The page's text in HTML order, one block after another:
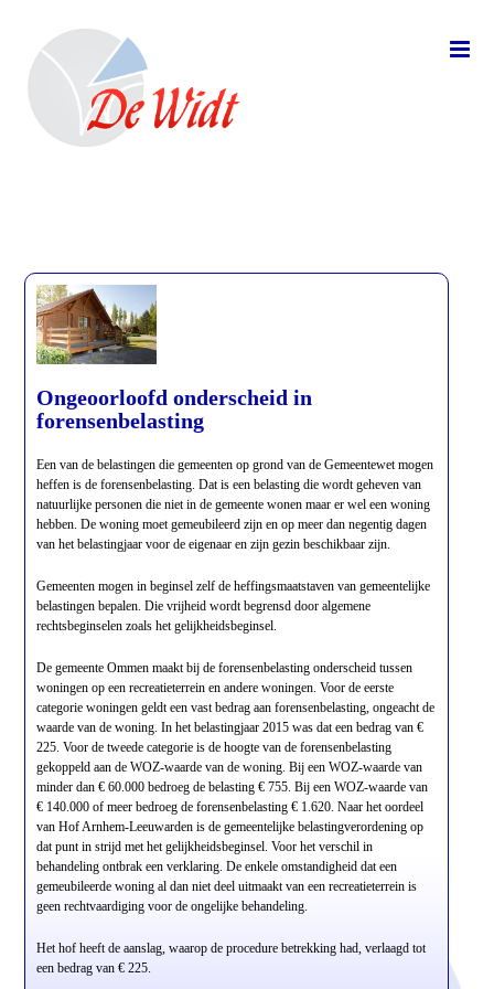
Ongeoorloofd onderscheid in
forensenbelasting
Een van de belastingen die gemeenten op grond van de Gemeentewet mogen
heffen is de forensenbelasting. Dat is een belasting die wordt geheven van
natuurlijke personen die niet in de gemeente wonen maar er wel een woning
hebben. De woning moet gemeubileerd zijn en op meer dan negentig dagen
van het belastingjaar voor de eigenaar en zijn gezin beschikbaar zijn.
Gemeenten mogen in beginsel zelf de heffingsmaatstaven van gemeentelijke
belastingen bepalen. Die vrijheid wordt begrensd door algemene
rechtsbeginselen zoals het gelijkheidsbeginsel.
De gemeente Ommen maakt bij de forensenbelasting onderscheid tussen
woningen op een recreatieterrein en andere woningen. Voor de eerste
categorie woningen geldt een vast bedrag aan forensenbelasting, ongeacht de
waarde van de woning. In het belastingjaar 2015 was dat een bedrag van €
225. Voor de tweede categorie is de hoogte van de forensenbelasting
gekoppeld aan de WOZ-waarde van de woning. Bij een WOZ-waarde van
minder dan € 60.000 bedroeg de belasting € 755. Bij een WOZ-waarde van
€ 140.000 of meer bedroeg de forensenbelasting € 1.620. Naar het oordeel
van Hof Arnhem-Leeuwarden is de gemeentelijke belastingverordening op
dat punt in strijd met het gelijkheidsbeginsel. Voor het verschil in
behandeling ontbrak een verklaring. De enkele omstandigheid dat een
gemeubileerde woning al dan niet deel uitmaakt van een recreatieterrein is
geen rechtvaardiging voor de ongelijke behandeling.
Het hof heeft de aanslag, waarop de procedure betrekking had, verlaagd tot
een bedrag van € 225.